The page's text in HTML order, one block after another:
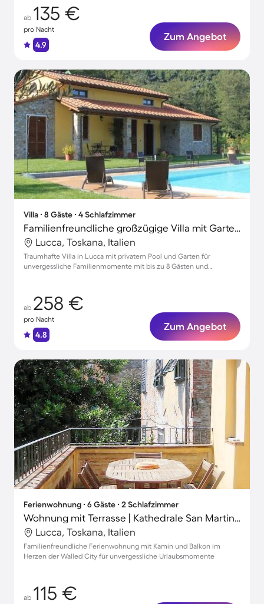
ab 135 €
pro Nacht
4.9
Zum Angebot
Villa ∙ 8 Gäste ∙ 4 Schlafzimmer
Familienfreundliche großzügige Villa mit Garten, privatem Pool und Terrasse | Haustiere erlaubt
Lucca, Toskana, Italien
Traumhafte Villa in Lucca mit privatem Pool und Garten für
unvergessliche Familienmomente mit bis zu 8 Gästen und
ab 258 €
pro Nacht
4.8
Zum Angebot
Ferienwohnung ∙ 6 Gäste ∙ 2 Schlafzimmer
Wohnung mit Terrasse | Kathedrale San Martino-Nähe | Stadtblick
Lucca, Toskana, Italien
Familienfreundliche Ferienwohnung mit Kamin und Balkon im
Herzen der Walled City für unvergessliche Urlaubsmomente
ab 115 €